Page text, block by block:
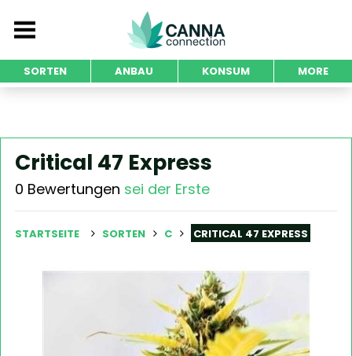
SORTEN ANBAU KONSUM MORE
Critical 47 Express
0 Bewertungen sei der Erste
STARTSEITE SORTEN C CRITICAL 47 EXPRESS